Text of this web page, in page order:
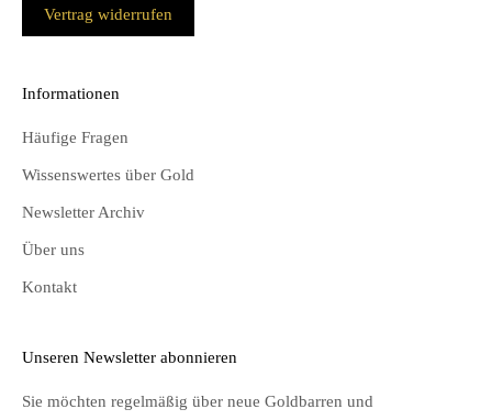
Vertrag widerrufen
Informationen
Häufige Fragen
Wissenswertes über Gold
Newsletter Archiv
Über uns
Kontakt
Unseren Newsletter abonnieren
Sie möchten regelmäßig über neue Goldbarren und